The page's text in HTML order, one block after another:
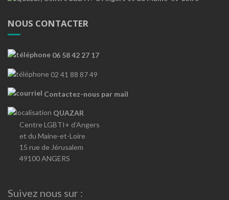
NOUS CONTACTER
06 58 42 27 17
02 41 88 87 49
Contactez-nous par mail
QUAZAR
Centre LGBTI+ d’Angers
et du Maine-et-Loire
15 rue de Jérusalem
49100 ANGERS
Suivez nous sur :